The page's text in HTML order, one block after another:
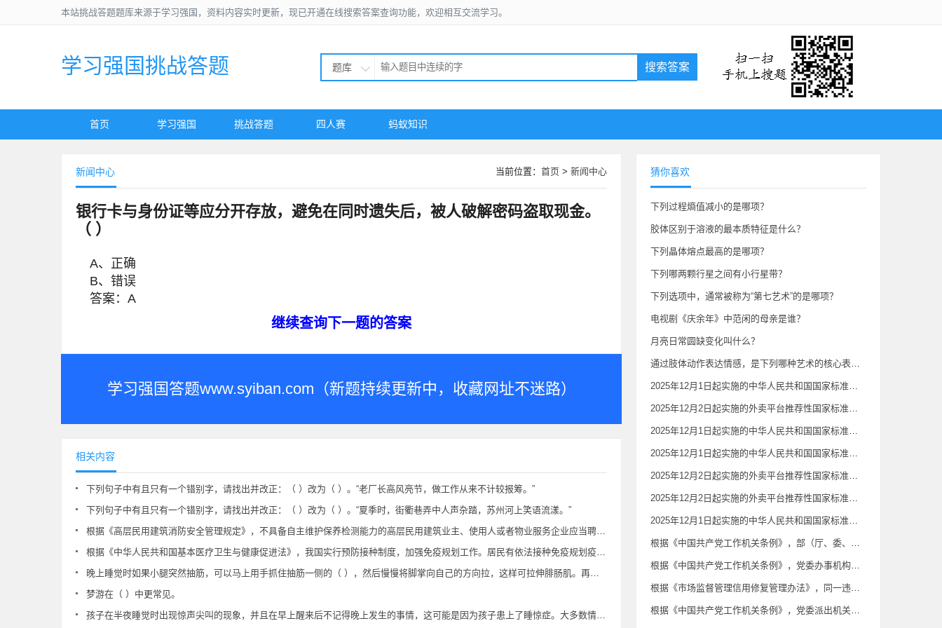
本站挑战答题题库来源于学习强国，资料内容实时更新，现已开通在线搜索答案查询功能，欢迎相互交流学习。
学习强国挑战答题 题库 搜索答案
首页 学习强国 挑战答题 四人赛 蚂蚁知识
新闻中心 当前位置： 首页 > 新闻中心
银行卡与身份证等应分开存放，避免在同时遗失后，被人破解密码盗取现金。
（ ）
A、正确
B、错误
答案：A
继续查询下一题的答案
学习强国答题www.syiban.com（新题持续更新中，收藏网址不迷路）
相关内容
下列句子中有且只有一个错别字，请找出并改正：（ ）改为（ ）。“老厂长高风亮节，做工作从来不计较报筹。”
下列句子中有且只有一个错别字，请找出并改正：（ ）改为（ ）。“夏季时，街衢巷弄中人声杂踏，苏州河上笑语流漾。”
根据《高层民用建筑消防安全管理规定》，不具备自主维护保养检测能力的高层民用建筑业主、使用人或者物业服务企业应当聘请具备从业条件的消防技术服务机构或者消防设施施工安装企业对建筑消防设施进行维护保养和检测；存在故障、缺损的，应当立即组织维修、更换，确保完好有效。（ ）
根据《中华人民共和国基本医疗卫生与健康促进法》，我国实行预防接种制度，加强免疫规划工作。居民有依法接种免疫规划疫苗的权利和义务。政府向居民（ ）提供免疫规划疫苗。
晚上睡觉时如果小腿突然抽筋，可以马上用手抓住抽筋一侧的（ ），然后慢慢将脚掌向自己的方向拉，这样可拉伸腓肠肌。再慢慢伸直脚，然后用力伸腿，可迅速缓解疼痛。
梦游在（ ）中更常见。
孩子在半夜睡觉时出现惊声尖叫的现象，并且在早上醒来后不记得晚上发生的事情，这可能是因为孩子患上了睡惊症。大多数情况下，随着年龄增长，症状会逐渐消失，大多数儿童在青少年时期会自愈，因此家长不需要过分担心。（ ）
猜你喜欢
下列过程熵值减小的是哪项？
胶体区别于溶液的最本质特征是什么？
下列晶体熔点最高的是哪项？
下列哪两颗行星之间有小行星带？
下列选项中，通常被称为“第七艺术”的是哪项？
电视剧《庆余年》中范闲的母亲是谁？
月亮日常圆缺变化叫什么？
通过肢体动作表达情感，是下列哪种艺术的核心表现特征？
2025年12月1日起实施的中华人民共和国国家标准《公共场所卫生检验方法第6部分：卫生监测技术规范》规定，影剧院、音乐厅、录像厅（室）等室内空气质量监测在当日（ ）各监测1次；常规卫生监督监测频次可根据相关规定开展。
2025年12月2日起实施的外卖平台推荐性国家标准《外卖平台服务管理基本要求》规定，外卖平台可以利用数据、算法、技术、流量以及平台规则等优势对自营或代运营业务实施自我优待。（ ）
2025年12月1日起实施的中华人民共和国国家标准《公共场所卫生检验方法第6部分：卫生监测技术规范》规定，人工游泳场所在场所营业的客流高峰期游泳池水监测，（ ）至少监测1次。常规卫生监督监测频次可根据相关规定开展。
2025年12月1日起实施的中华人民共和国国家标准《医用防护口罩》规定，一次性使用医用防护口罩（ ）设置呼气阀。
2025年12月2日起实施的外卖平台推荐性国家标准《外卖平台服务管理基本要求》规定，外卖平台应在商品搜索、展示、交易等页面（ ）标注配送属性信息，如商户自配送、平台配送、第三方配送等。
2025年12月2日起实施的外卖平台推荐性国家标准《外卖平台服务管理基本要求》规定，除法律法规明确规定的情形外，外卖平台不应利用算法等技术手段隐藏真实差评，不应将好评前置、差评后置，或不显著区分不同商品或服务的评价等。（ ）
2025年12月1日起实施的中华人民共和国国家标准《公共场所卫生检验方法第6部分：卫生监测技术规范》规定，宾馆、旅店、招待所等住宿场所室内空气质量监测应在当日（ ）。
根据《中国共产党工作机关条例》，部（厅、委、室）务会会议由党的工作机关主要负责同志召集并主持，领导班子成员参加。主要负责同志因故无法召集或者出现空缺时，（ ）委托其他负责同志或者由党委指定的负责同志召集会议。
根据《中国共产党工作机关条例》，党委办事机构是协助党委办理某一方面重要事务的机构，一般是指党委为加强（ ）重要工作的领导和组织协调而设立的（决策）议事协调机构的常设办事机构，承担（决策）议事协调机构的日常工作，可以根据有关规定履行特定管理职责。
根据《市场监督管理信用修复管理办法》，同一违法失信信息涉及多种行政处罚的，其公示期以所涉期限中（ ）的为准。
根据《中国共产党工作机关条例》，党委派出机关是党委为加强对特定领域、行业、系统领导而派出的机关，根据有关规定代表党委领导该领域、行业、系统的工作。（ ）